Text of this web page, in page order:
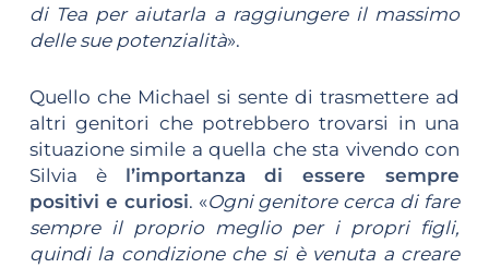
di Tea per aiutarla a raggiungere il massimo
delle sue potenzialità».
Quello che Michael si sente di trasmettere ad
altri genitori che potrebbero trovarsi in una
situazione simile a quella che sta vivendo con
Silvia è l’importanza di essere sempre
positivi e curiosi. «Ogni genitore cerca di fare
sempre il proprio meglio per i propri figli,
quindi la condizione che si è venuta a creare